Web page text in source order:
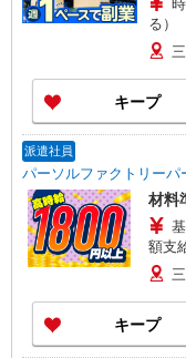
る）
キープ
派遣社員
パーソルファクトリーパ
材料
額支
務＋
キープ